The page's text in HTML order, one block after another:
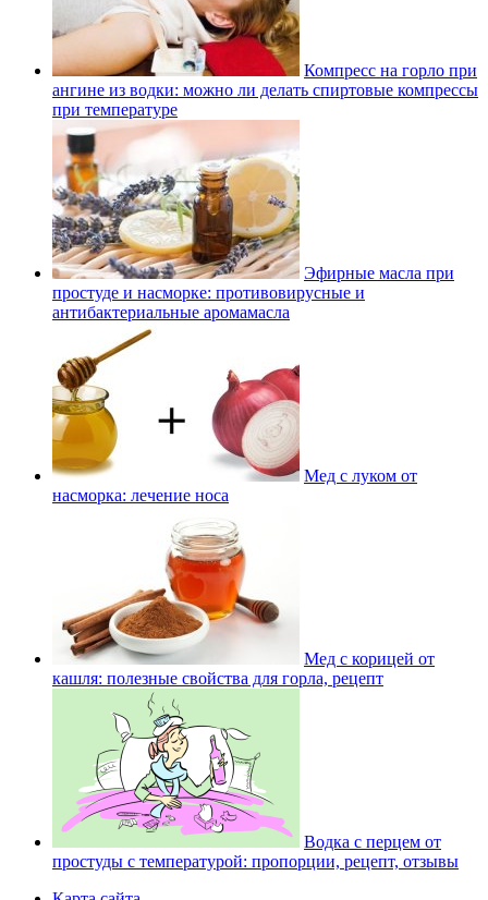
Компресс на горло при
ангине из водки: можно ли делать спиртовые компрессы
при температуре
Эфирные масла при
простуде и насморке: противовирусные и
антибактериальные аромамасла
Мед с луком от
насморка: лечение носа
Мед с корицей от
кашля: полезные свойства для горла, рецепт
Водка с перцем от
простуды с температурой: пропорции, рецепт, отзывы